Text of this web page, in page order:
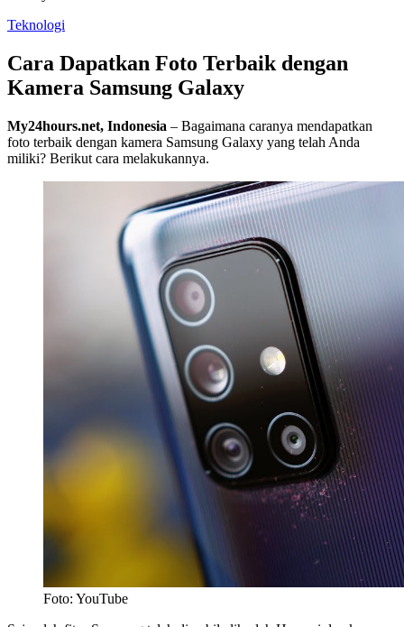
Teknologi
Cara Dapatkan Foto Terbaik dengan
Kamera Samsung Galaxy
My24hours.net, Indonesia – Bagaimana caranya mendapatkan
foto terbaik dengan kamera Samsung Galaxy yang telah Anda
miliki? Berikut cara melakukannya.
Foto: YouTube